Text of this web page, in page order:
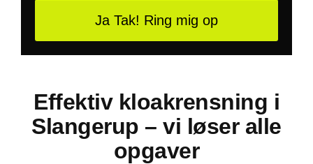
Ja Tak! Ring mig op
Effektiv kloakrensning i
Slangerup – vi løser alle
opgaver